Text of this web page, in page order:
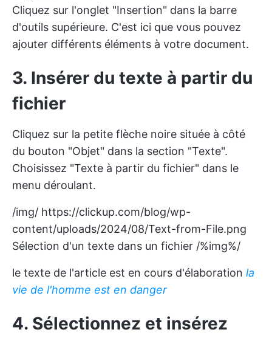
Cliquez sur l'onglet "Insertion" dans la barre
d'outils supérieure. C'est ici que vous pouvez
ajouter différents éléments à votre document.
3. Insérer du texte à partir du
fichier
Cliquez sur la petite flèche noire située à côté
du bouton "Objet" dans la section "Texte".
Choisissez "Texte à partir du fichier" dans le
menu déroulant.
/img/ https://clickup.com/blog/wp-
content/uploads/2024/08/Text-from-File.png
Sélection d'un texte dans un fichier /%img%/
le texte de l'article est en cours d'élaboration la
vie de l'homme est en danger
4. Sélectionnez et insérez